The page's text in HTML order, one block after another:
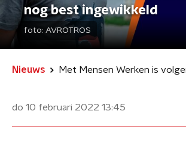
nog best ingewikkeld
foto: AVROTROS
Nieuws
do 10 februari 2022 13:45